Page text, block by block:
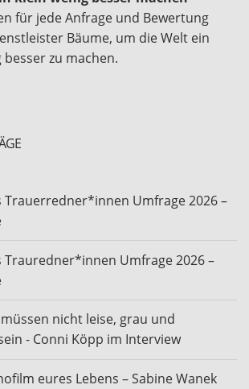
für jede Anfrage und Bewertung
Bäume, um die Welt ein
besser zu machen.
Trauerredner*innen Umfrage 2026 –
Trauredner*innen Umfrage 2026 –
nicht leise, grau und
- Conni Köpp im Interview
eures Lebens – Sabine Wanek